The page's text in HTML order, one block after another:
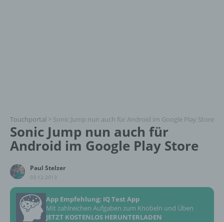
Touchportal > Sonic Jump nun auch für Android im Google Play Store
Sonic Jump nun auch für
Android im Google Play Store
Paul Stelzer
03.12.2013
App Empfehlung: IQ Test App
Mit zahlreichen Aufgaben zum Knobeln und Üben
JETZT KOSTENLOS HERUNTERLADEN